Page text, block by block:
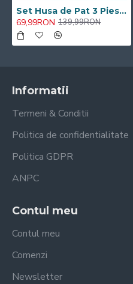
Set Husa de Pat 3 Piese Cearceaf cu Elastic 160x200CM
69,99RON 139,99RON
Informatii
Termeni & Conditii
Politica de confidentialitate
Politica GDPR
ANPC
Contul meu
Contul meu
Comenzi
Newsletter